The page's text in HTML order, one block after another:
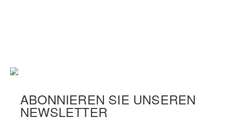
ABONNIEREN SIE UNSEREN
NEWSLETTER